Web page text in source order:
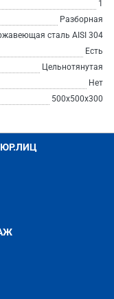
1
Разборная
сталь AISI 304
Есть
Цельнотянутая
Нет
500х500х300